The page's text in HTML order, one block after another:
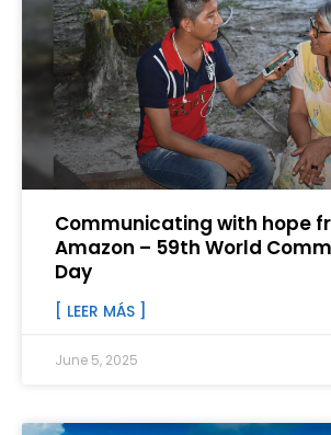
Communicating with hope
Amazon – 59th World
Day
[ LEER MÁS ]
June 5, 2025